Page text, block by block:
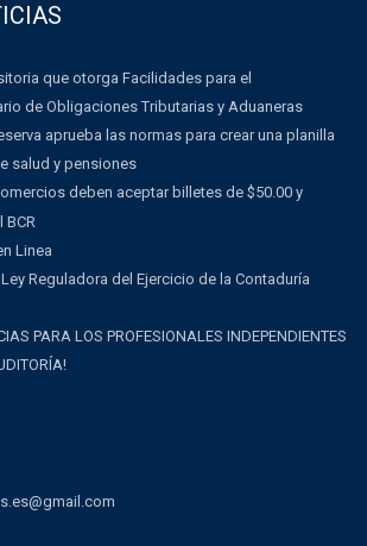
que otorga Facilidades para el
de Obligaciones Tributarias y Aduaneras
aprueba las normas para crear una planilla
salud y pensiones
deben aceptar billetes de $50.00 y
BCR
Linea
Reguladora del Ejercicio de la Contaduría
PARA LOS PROFESIONALES INDEPENDIENTES